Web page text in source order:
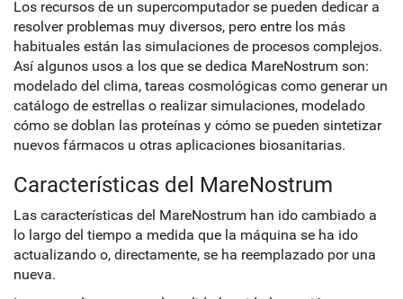
Los recursos de un supercomputador se pueden dedicar a
resolver problemas muy diversos, pero entre los más
habituales están las simulaciones de procesos complejos.
Así algunos usos a los que se dedica MareNostrum son:
modelado del clima, tareas cosmológicas como generar un
catálogo de estrellas o realizar simulaciones, modelado
cómo se doblan las proteínas y cómo se pueden sintetizar
nuevos fármacos u otras aplicaciones biosanitarias.
Características del MareNostrum
Las características del MareNostrum han ido cambiado a
lo largo del tiempo a medida que la máquina se ha ido
actualizando o, directamente, se ha reemplazado por una
nueva.